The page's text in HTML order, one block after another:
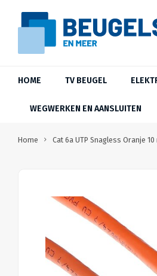
HOME TV BEUGEL
WEGWERKEN EN AANSLUITEN
Home Cat 6a UTP Snagless Oranje